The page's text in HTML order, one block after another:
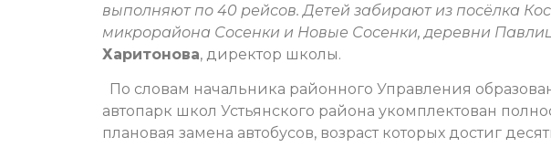
выполняют по 40 рейсов. Детей забирают из посёлка
микрорайона Сосенки и Новые Сосенки, деревни
Харитонова, директор школы.
По словам начальника районного Управления
автопарк школ Устьянского района укомплектован
плановая замена автобусов, возраст которых достиг